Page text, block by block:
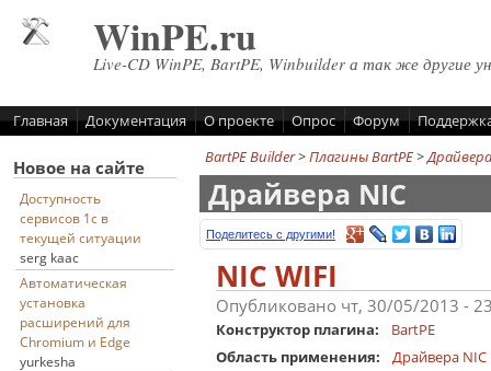
WinPE.ru
Live-CD WinPE, BartPE, Winbuilder а так же другие
Главная Документация О проекте Опрос Форум
Новое на сайте
Доступность
сервисов 1с в
текущей ситуации
serg kaac
Автоматическая
установка
расширений для
Chromium и Edge
yurkesha
BartPE Builder>Плагины BartPE>
Драйвера NIC
Поделитесь с другими!
NIC WIFI
Опубликовано чт, 30/05/2013 -
Конструктор плагина:
BartPE
Область применения:
Драйвера NIC